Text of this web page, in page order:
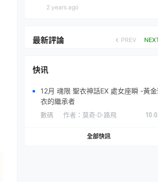
2 years ago
最新評論 PREV
快讯
12月 魂限 聖衣神話EX 處女座瞬 -黃金
衣的繼承者
數碼 作者： 莫奇·D·路飛
全部快訊